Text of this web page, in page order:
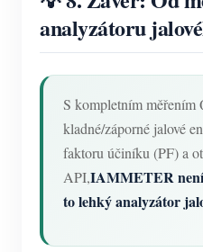
analyzátoru
S kompletním měřením
kladné/záporné jalové
faktoru účiníku (PF) a
API,IAMMETER není
to lehký analyzátor